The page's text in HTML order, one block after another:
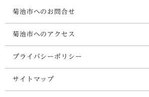
菊池市へのお問合せ
菊池市へのアクセス
プライバシーポリシー
サイトマップ